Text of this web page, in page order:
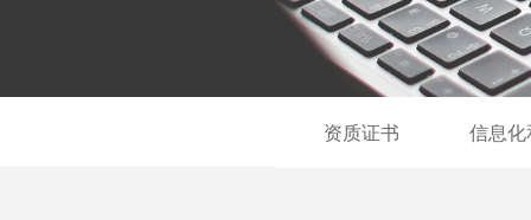
资质证书 信息化